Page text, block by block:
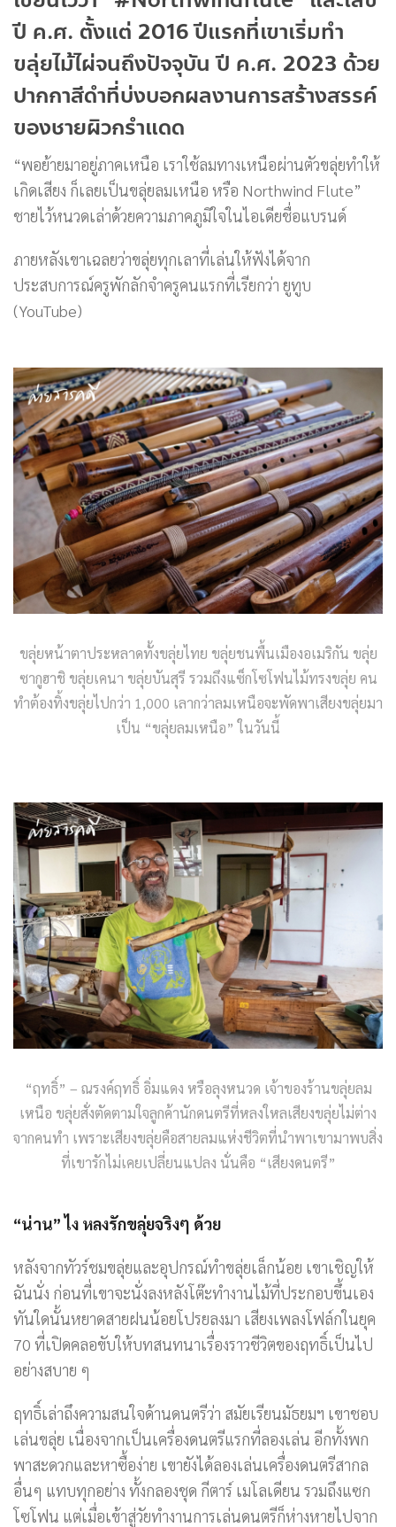
ปี ค.ศ. ตั้งแต่ 2016 ปีแรกที่เขาเริ่มทำ
ขลุ่ยไม้ไผ่จนถึงปัจจุบัน ปี ค.ศ. 2023 ด้วย
ปากกาสีดำที่บ่งบอกผลงานการสร้างสรรค์
ของชายผิวกรำแดด
“พอย้ายมาอยู่ภาคเหนือ เราใช้ลมทางเหนือผ่านตัวขลุ่ยทำให้
เกิดเสียง ก็เลยเป็นขลุ่ยลมเหนือ หรือ Northwind Flute”
ชายไว้หนวดเล่าด้วยความภาคภูมิใจในไอเดียชื่อแบรนด์
ภายหลังเขาเฉลยว่าขลุ่ยทุกเลาที่เล่นให้ฟังได้จาก
ประสบการณ์ครูพักลักจำครูคนแรกที่เรียกว่า ยูทูบ
(YouTube)
ขลุ่ยหน้าตาประหลาดทั้งขลุ่ยไทย ขลุ่ยชนพื้นเมืองอเมริกัน ขลุ่ย
ซากูฮาชิ ขลุ่ยเคนา ขลุ่ยบันสุรี รวมถึงแซ็กโซโฟนไม้ทรงขลุ่ย คน
ทำต้องทิ้งขลุ่ยไปกว่า 1,000 เลากว่าลมเหนือจะพัดพาเสียงขลุ่ยมา
เป็น “ขลุ่ยลมเหนือ” ในวันนี้
“ฤทธิ์” – ณรงค์ฤทธิ์ อิ่มแดง หรือลุงหนวด เจ้าของร้านขลุ่ยลม
เหนือ ขลุ่ยสั่งตัดตามใจลูกค้านักดนตรีที่หลงใหลเสียงขลุ่ยไม่ต่าง
จากคนทำ เพราะเสียงขลุ่ยคือสายลมแห่งชีวิตที่นำพาเขามาพบสิ่ง
ที่เขารักไม่เคยเปลี่ยนแปลง นั่นคือ “เสียงดนตรี”
“น่าน”ไง หลงรักขลุ่ยจริงๆ ด้วย
หลังจากทัวร์ชมขลุ่ยและอุปกรณ์ทำขลุ่ยเล็กน้อย เขาเชิญให้
ฉันนั่ง ก่อนที่เขาจะนั่งลงหลังโต๊ะทำงานไม้ที่ประกอบขึ้นเอง
ทันใดนั้นหยาดสายฝนน้อยโปรยลงมา เสียงเพลงโฟล์กในยุค
70 ที่เปิดคลอขับให้บทสนทนาเรื่องราวชีวิตของฤทธิ์เป็นไป
อย่างสบาย ๆ
ฤทธิ์เล่าถึงความสนใจด้านดนตรีว่า สมัยเรียนมัธยมฯ เขาชอบ
เล่นขลุ่ย เนื่องจากเป็นเครื่องดนตรีแรกที่ลองเล่น อีกทั้งพก
พาสะดวกและหาซื้อง่าย เขายังได้ลองเล่นเครื่องดนตรีสากล
อื่นๆ แทบทุกอย่าง ทั้งกลองชุด กีตาร์ เมโลเดียน รวมถึงแซก
โซโฟน แต่เมื่อเข้าสู่วัยทำงานการเล่นดนตรีก็ห่างหายไปจาก